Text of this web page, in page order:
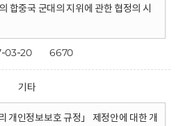
합중국 군대의 지위에 관한 협정의 시
03-20 6670
기타
개인정보보호 규정」 제정안에 대한 개